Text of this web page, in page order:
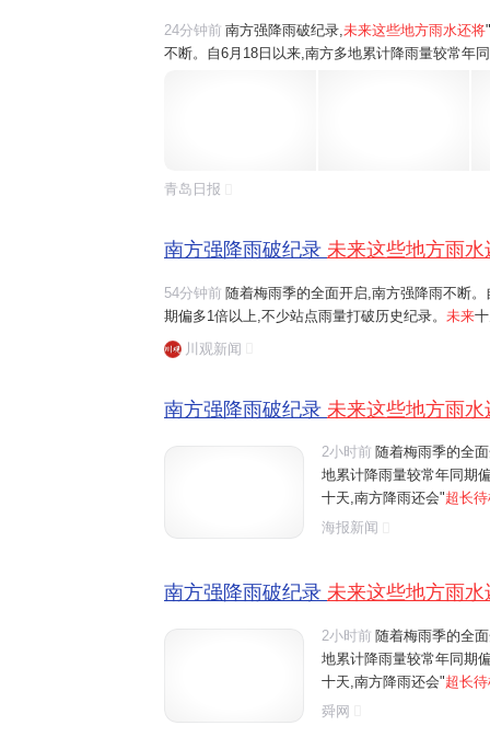
24分钟前 南方强降雨破纪录, 未来这些地方雨水还将"
不断。自6月18日以来,南方多地累计降雨量较常年
青岛日报
南方强降雨破纪录 未来这些地方雨水
54分钟前 随着梅雨季的全面开启,南方强降雨不断
期偏多1倍以上,不少站点雨量打破历史纪录。 未来
轮番影响贵州、广西北部到江南中南部一带。刚刚
城市未来七天降雨全勤?一组数据为你揭晓。
川观新闻
南方强降雨破纪录 未来这些地方雨水
2小时前 随着梅雨季的全
地累计降雨量较常年同期
十天,南方降雨还会"超长
到江南中南部一带。刚刚
海报新闻
南方强降雨破纪录 未来这些地方雨水
2小时前 随着梅雨季的全
地累计降雨量较常年同期
十天,南方降雨还会"超长
到江南中南部一带。刚刚
舜网